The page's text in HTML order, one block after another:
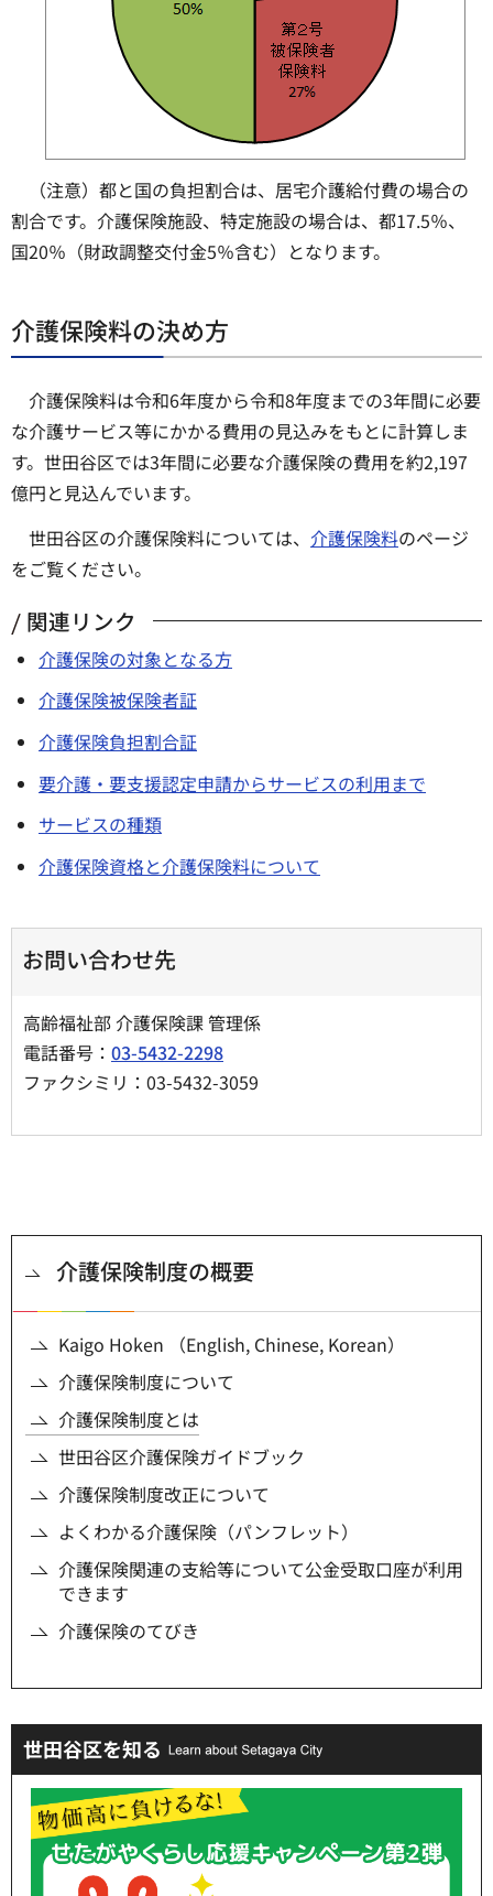
（注意）都と国の負担割合は、居宅介護給付費の場合の
割合です。介護保険施設、特定施設の場合は、都17.5％、
国20％（財政調整交付金5％含む）となります。
介護保険料の決め方
介護保険料は令和6年度から令和8年度までの3年間に必要
な介護サービス等にかかる費用の見込みをもとに計算しま
す。世田谷区では3年間に必要な介護保険の費用を約2,197
億円と見込んでいます。
世田谷区の介護保険料については、 介護保険料のページ
をご覧ください。
関連リンク
介護保険の対象となる方
介護保険被保険者証
介護保険負担割合証
要介護・要支援認定申請からサービスの利用まで
サービスの種類
介護保険資格と介護保険料について
お問い合わせ先
高齢福祉部 介護保険課 管理係
電話番号： 03-5432-2298
ファクシミリ：03-5432-3059
介護保険制度の概要
Kaigo Hoken （English, Chinese, Korean）
介護保険制度について
介護保険制度とは
世田谷区介護保険ガイドブック
介護保険制度改正について
よくわかる介護保険（パンフレット）
介護保険関連の支給等について公金受取口座が利用
できます
介護保険のてびき
世田谷区を知る